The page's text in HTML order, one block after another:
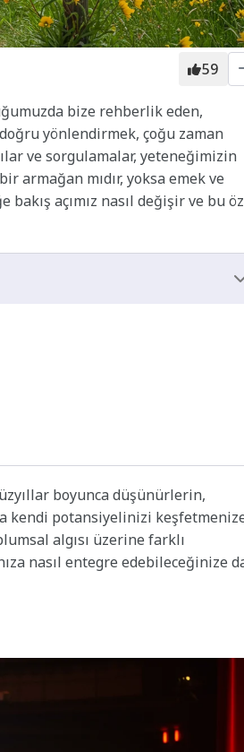
59
bize rehberlik eden,
yönlendirmek, çoğu zaman
ve sorgulamalar, yeteneğimizin
armağan mıdır, yoksa emek ve
açımız nasıl değişir ve bu
boyunca düşünürlerin,
kendi potansiyelinizi
algısı üzerine farklı
nasıl entegre edebileceğinize